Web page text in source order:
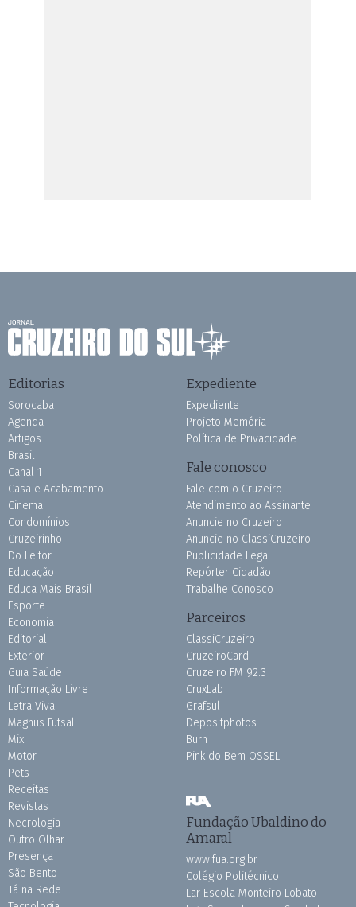
Editorias
Sorocaba
Agenda
Artigos
Brasil
Canal 1
Casa e Acabamento
Cinema
Condomínios
Cruzeirinho
Do Leitor
Educação
Educa Mais Brasil
Esporte
Economia
Editorial
Exterior
Guia Saúde
Informação Livre
Letra Viva
Magnus Futsal
Mix
Motor
Pets
Receitas
Revistas
Necrologia
Outro Olhar
Presença
São Bento
Tá na Rede
Expediente
Expediente
Projeto Memória
Política de Privacidade
Fale conosco
Fale com o Cruzeiro
Atendimento ao Assinante
Anuncie no Cruzeiro
Anuncie no ClassiCruzeiro
Publicidade Legal
Repórter Cidadão
Trabalhe Conosco
Parceiros
ClassiCruzeiro
CruzeiroCard
Cruzeiro FM 92.3
CruxLab
Grafsul
Depositphotos
Burh
Pink do Bem OSSEL
Fundação Ubaldino do
Amaral
www.fua.org.br
Colégio Politécnico
Lar Escola Monteiro Lobato